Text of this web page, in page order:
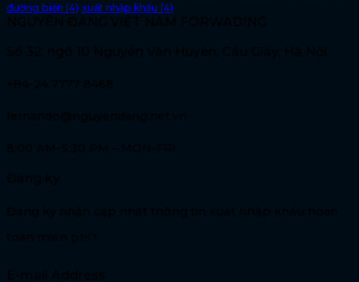
đường biển (4) xuất nhập khẩu (4)